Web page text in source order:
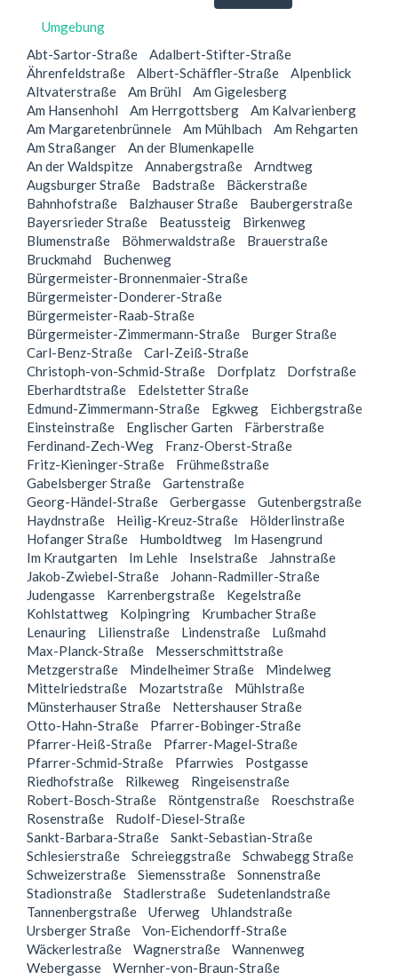
Umgebung
Abt-Sartor-Straße
Adalbert-Stifter-Straße
Ährenfeldstraße
Albert-Schäffler-Straße
Alpenblick
Altvaterstraße
Am Brühl
Am Gigelesberg
Am Hansenhohl
Am Herrgottsberg
Am Kalvarienberg
Am Margaretenbrünnele
Am Mühlbach
Am Rehgarten
Am Straßanger
An der Blumenkapelle
An der Waldspitze
Annabergstraße
Arndtweg
Augsburger Straße
Badstraße
Bäckerstraße
Bahnhofstraße
Balzhauser Straße
Baubergerstraße
Bayersrieder Straße
Beatussteig
Birkenweg
Blumenstraße
Böhmerwaldstraße
Brauerstraße
Bruckmahd
Buchenweg
Bürgermeister-Bronnenmaier-Straße
Bürgermeister-Donderer-Straße
Bürgermeister-Raab-Straße
Bürgermeister-Zimmermann-Straße
Burger Straße
Carl-Benz-Straße
Carl-Zeiß-Straße
Christoph-von-Schmid-Straße
Dorfplatz
Dorfstraße
Eberhardtstraße
Edelstetter Straße
Edmund-Zimmermann-Straße
Egkweg
Eichbergstraße
Einsteinstraße
Englischer Garten
Färberstraße
Ferdinand-Zech-Weg
Franz-Oberst-Straße
Fritz-Kieninger-Straße
Frühmeßstraße
Gabelsberger Straße
Gartenstraße
Georg-Händel-Straße
Gerbergasse
Gutenbergstraße
Haydnstraße
Heilig-Kreuz-Straße
Hölderlinstraße
Hofanger Straße
Humboldtweg
Im Hasengrund
Im Krautgarten
Im Lehle Inselstraße
Jahnstraße
Jakob-Zwiebel-Straße
Johann-Radmiller-Straße
Judengasse
Karrenbergstraße
Kegelstraße
Kohlstattweg
Kolpingring
Krumbacher Straße
Lenauring
Lilienstraße Lindenstraße
Lußmahd
Max-Planck-Straße
Messerschmittstraße
Metzgerstraße
Mindelheimer Straße
Mindelweg
Mittelriedstraße
Mozartstraße
Mühlstraße
Münsterhauser Straße
Nettershauser Straße
Otto-Hahn-Straße
Pfarrer-Bobinger-Straße
Pfarrer-Heiß-Straße
Pfarrer-Magel-Straße
Pfarrer-Schmid-Straße
Pfarrwies
Postgasse
Riedhofstraße
Rilkeweg
Ringeisenstraße
Robert-Bosch-Straße
Röntgenstraße
Roeschstraße
Rosenstraße
Rudolf-Diesel-Straße
Sankt-Barbara-Straße
Sankt-Sebastian-Straße
Schlesierstraße
Schreieggstraße
Schwabegg Straße
Schweizerstraße
Siemensstraße
Sonnenstraße
Stadionstraße
Stadlerstraße
Sudetenlandstraße
Tannenbergstraße
Uferweg
Uhlandstraße
Ursberger Straße
Von-Eichendorff-Straße
Wäckerlestraße
Wagnerstraße
Wannenweg
Webergasse
Wernher-von-Braun-Straße